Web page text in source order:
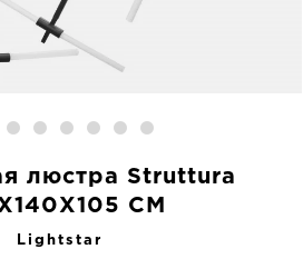
люстра Struttura
CM
Lightstar